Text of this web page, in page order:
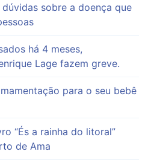
sobre a doença que
há 4 meses,
Lage fazem greve.
para o seu bebê
“És a rainha do litoral”
de Ama